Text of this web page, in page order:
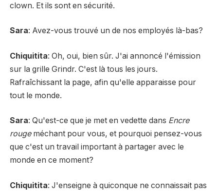
clown. Et ils sont en sécurité.
Sara: Avez-vous trouvé un de nos employés là-bas?
Chiquitita: Oh, oui, bien sûr. J'ai annoncé l'émission
sur la grille Grindr. C'est là tous les jours.
Rafraîchissant la page, afin qu'elle apparaisse pour
tout le monde.
Sara: Qu'est-ce que je met en vedette dans Encre
rougeméchant pour vous, et pourquoi pensez-vous
que c'est un travail important à partager avec le
monde en ce moment?
Chiquitita: J'enseigne à quiconque ne connaissait pas